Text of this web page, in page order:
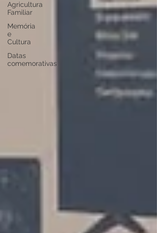
Agricultura
Familiar
Memória
e
Cultura
Datas
comemorativas